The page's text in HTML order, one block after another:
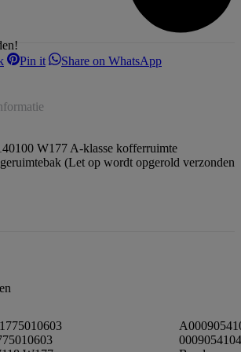
SharePin itShareShare on WhatsAppShare
W177 A-klasse kofferruimte
(Let op wordt opgerold verzonden
0009054104